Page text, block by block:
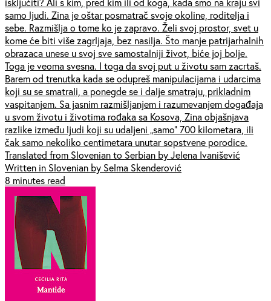
samo ljudi. Zina je oštar posmatrač svoje okoline, roditelja i
sebe. Razmišlja o tome ko je zapravo. Želi svoj prostor, svet u
kome će biti više zagrljaja, bez nasilja. Što manje patrijarhalnih
obrazaca unese u svoj sve samostalniji život, biće joj bolje.
Toga je veoma svesna. I toga da svoj put u životu sam zacrtaš.
Barem od trenutka kada se odupreš manipulacijama i udarcima
koji su se smatrali, a ponegde se i dalje smatraju, prikladnim
vaspitanjem. Sa jasnim razmišljanjem i razumevanjem događaja
u svom životu i životima rođaka sa Kosova, Zina objašnjava
razlike između ljudi koji su udaljeni „samo” 700 kilometara, ili
čak samo nekoliko centimetara unutar sopstvene porodice.
Translated from Slovenian to Serbian by Jelena Ivanišević
Written in Slovenian by Selma Skenderović
8 minutes read